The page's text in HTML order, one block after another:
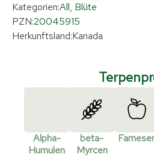
Kategorien:All, Blüte
PZN:20045915
Herkunftsland:Kanada
Alpha-
Humulen
beta-
Myrcen